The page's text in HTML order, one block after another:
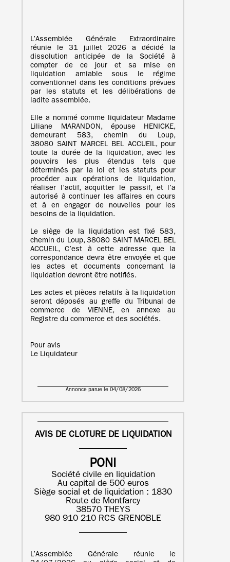
L’Assemblée Générale Extraordinaire
réunie le 31 juillet 2026 a décidé la
dissolution anticipée de la Société à
compter de ce jour et sa mise en
liquidation amiable sous le régime
conventionnel dans les conditions prévues
par les statuts et les délibérations de
ladite assemblée.
Elle a nommé comme liquidateur Madame
Liliane MARANDON, épouse HENICKE,
demeurant 583, chemin du Loup,
38080 SAINT MARCEL BEL ACCUEIL, pour
toute la durée de la liquidation, avec les
pouvoirs les plus étendus tels que
déterminés par la loi et les statuts pour
procéder aux opérations de liquidation,
réaliser l’actif, acquitter le passif, et l’a
autorisé à continuer les affaires en cours
et à en engager de nouvelles pour les
besoins de la liquidation.
Le siège de la liquidation est fixé 583,
chemin du Loup, 38080 SAINT MARCEL BEL
ACCUEIL, C’est à cette adresse que la
correspondance devra être envoyée et que
les actes et documents concernant la
liquidation devront être notifiés.
Les actes et pièces relatifs à la liquidation
seront déposés au greffe du Tribunal de
commerce de VIENNE, en annexe au
Registre du commerce et des sociétés.
Pour avis
Le Liquidateur
Annonce parue le 04/08/2026
AVIS DE CLOTURE DE LIQUIDATION
PONI
Société civile en liquidation
Au capital de 500 euros
Siège social et de liquidation : 1830
Route de Montfarcy
38570 THEYS
980 910 210 RCS GRENOBLE
L’Assemblée Générale réunie le